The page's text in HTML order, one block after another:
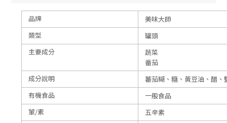
品牌
美味大師
類型
罐頭
主要成分
蔬菜
番茄
成分說明
蕃茄糊、糖、黃豆油、醋
有機食品
一般食品
葷/素
五辛素